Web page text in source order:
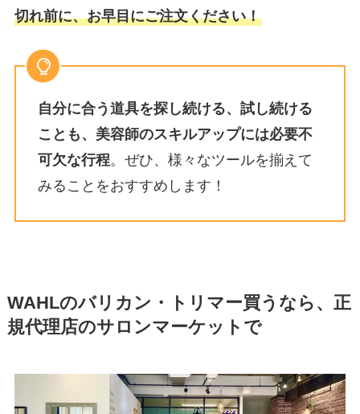
切れ前に、お早目にご注文ください！
自分に合う道具を探し続ける、試し続ける
ことも、美容師のスキルアップには必要不
可欠な行程。ぜひ、様々なツールを揃えて
みることをおすすめします！
WAHLのバリカン・トリマー買うなら、正
規代理店のサロンマーケットで